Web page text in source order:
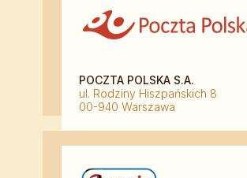
POCZTA POLSKA S.A.
ul. Rodziny Hiszpańskich 8
00-940 Warszawa